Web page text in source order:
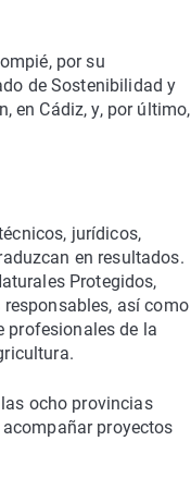
por su
de Sostenibilidad y
en Cádiz, y, por último,
jurídicos,
en resultados.
Protegidos,
así como
profesionales de la
ocho provincias
proyectos